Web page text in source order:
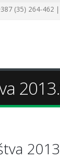
(35) 264-462 |